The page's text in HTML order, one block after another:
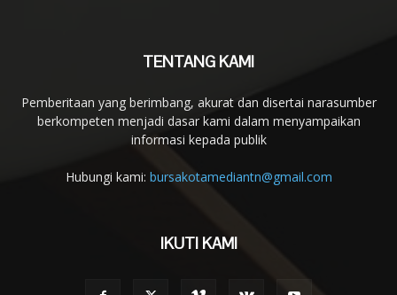
TENTANG KAMI
Pemberitaan yang berimbang, akurat dan disertai narasumber
berkompeten menjadi dasar kami dalam menyampaikan
informasi kepada publik
Hubungi kami: bursakotamediantn@gmail.com
IKUTI KAMI